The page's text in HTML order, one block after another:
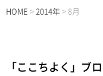
HOME > 2014年 > 8月
「ここちよく」ブ